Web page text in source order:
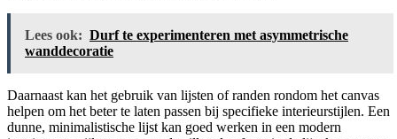
Lees ook: Durf te experimenteren met asymmetrische
wanddecoratie
Daarnaast kan het gebruik van lijsten of randen rondom het canvas
helpen om het beter te laten passen bij specifieke interieurstijlen. Een
dunne, minimalistische lijst kan goed werken in een modern